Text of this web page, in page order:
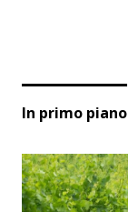
In primo piano